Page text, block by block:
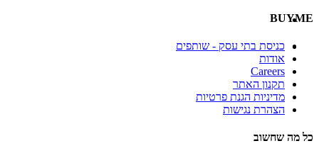
BUYME
כניסת בתי עסק - שותפים
אודות
Careers
תקנון האתר
מדיניות הגנת פרטיות
הצהרת נגישות
כל מה שחשוב